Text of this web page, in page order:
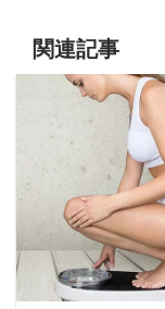
関連記事